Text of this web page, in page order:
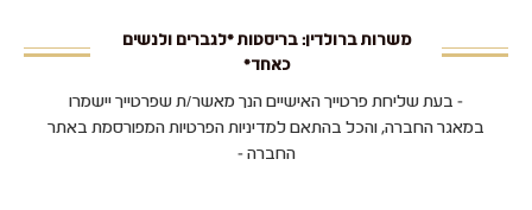
משרות ברולדין: בריסטות *לגברים ולנשים
כאחד*
- בעת שליחת פרטייך האישיים הנך מאשר/ת שפרטייך יישמרו
במאגר החברה, והכל בהתאם למדיניות הפרטיות המפורסמת באתר
החברה -